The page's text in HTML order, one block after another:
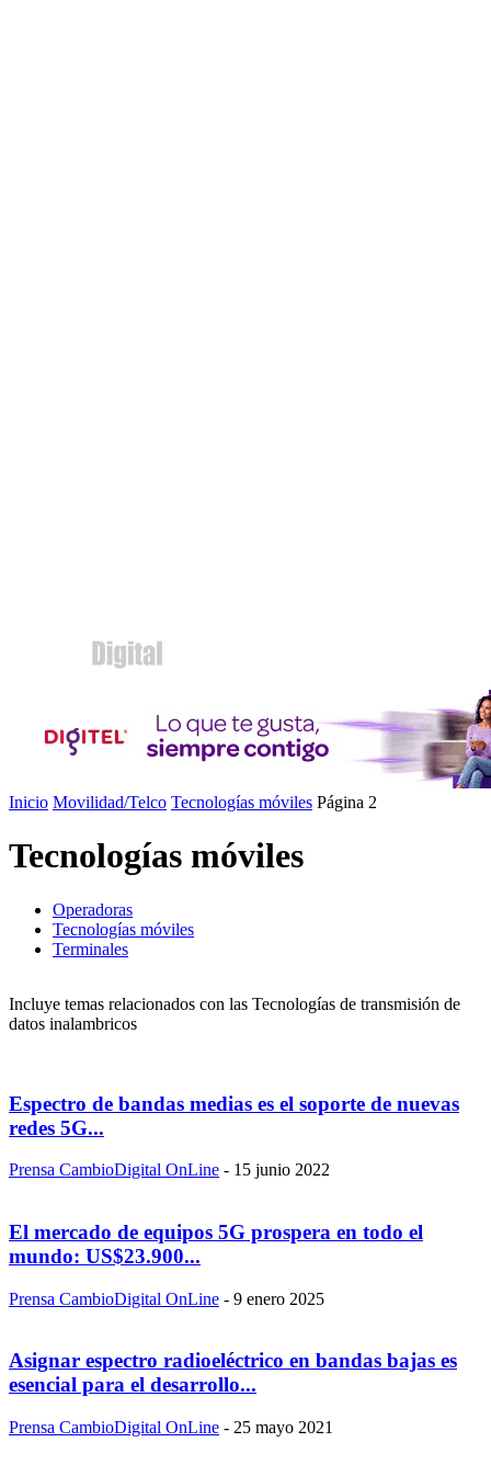
Inicio Movilidad/Telco Tecnologías móviles Página 2
Tecnologías móviles
Operadoras
Tecnologías móviles
Terminales
Incluye temas relacionados con las Tecnologías de transmisión de
datos inalambricos
Espectro de bandas medias es el soporte de nuevas
redes 5G...
Prensa CambioDigital OnLine - 15 junio 2022
El mercado de equipos 5G prospera en todo el
mundo: US$23.900...
Prensa CambioDigital OnLine - 9 enero 2025
Asignar espectro radioeléctrico en bandas bajas es
esencial para el desarrollo...
Prensa CambioDigital OnLine - 25 mayo 2021